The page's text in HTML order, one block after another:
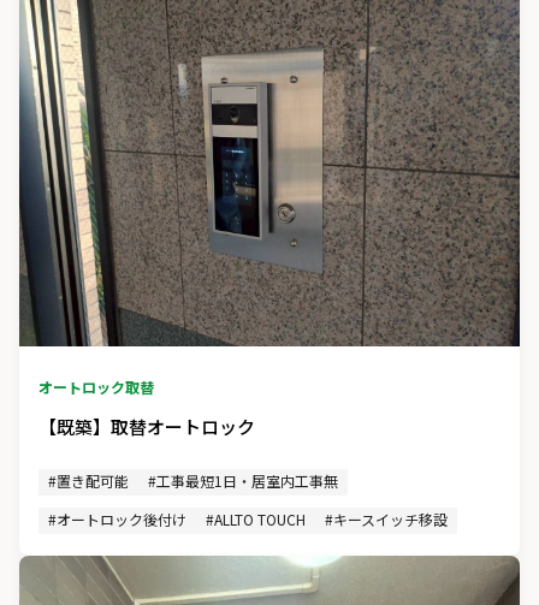
オートロック取替
【既築】取替オートロック
#置き配可能
#工事最短1日・居室内工事無
#オートロック後付け
#ALLTO TOUCH #キースイッチ移設